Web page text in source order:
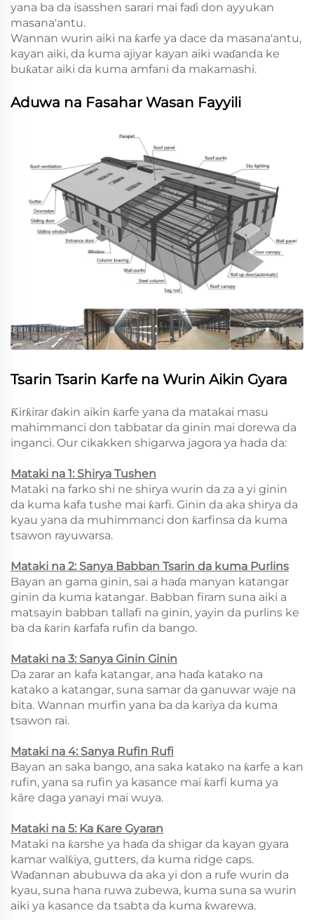
yana ba da isasshen sarari mai faɗi don ayyukan
masana'antu.
Wannan wurin aiki na ƙarfe ya dace da masana'antu,
kayan aiki, da kuma ajiyar kayan aiki waɗanda ke
buƙatar aiki da kuma amfani da makamashi.
Aduwa na Fasahar Wasan Fayyili
Tsarin Tsarin Karfe na Wurin Aikin Gyara
Ƙirƙirar ɗakin aikin ƙarfe yana da matakai masu
mahimmanci don tabbatar da ginin mai dorewa da
inganci. Our cikakken shigarwa jagora ya hada da:
Mataki na 1: Shirya Tushen
Mataki na farko shi ne shirya wurin da za a yi ginin
da kuma kafa tushe mai ƙarfi. Ginin da aka shirya da
kyau yana da muhimmanci don ƙarfinsa da kuma
tsawon rayuwarsa.
Mataki na 2: Sanya Babban Tsarin da kuma Purlins
Bayan an gama ginin, sai a haɗa manyan katangar
ginin da kuma katangar. Babban firam suna aiki a
matsayin babban tallafi na ginin, yayin da purlins ke
ba da ƙarin ƙarfafa rufin da bango.
Mataki na 3: Sanya Ginin Ginin
Da zarar an kafa katangar, ana haɗa katako na
katako a katangar, suna samar da ganuwar waje na
bita. Wannan murfin yana ba da kariya da kuma
tsawon rai.
Mataki na 4: Sanya Rufin Rufi
Bayan an saka bango, ana saka katako na ƙarfe a kan
rufin, yana sa rufin ya kasance mai ƙarfi kuma ya
kāre daga yanayi mai wuya.
Mataki na 5: Ka Ƙare Gyaran
Mataki na ƙarshe ya haɗa da shigar da kayan gyara
kamar walƙiya, gutters, da kuma ridge caps.
Waɗannan abubuwa da aka yi don a rufe wurin da
kyau, suna hana ruwa zubewa, kuma suna sa wurin
aiki ya kasance da tsabta da kuma ƙwarewa.